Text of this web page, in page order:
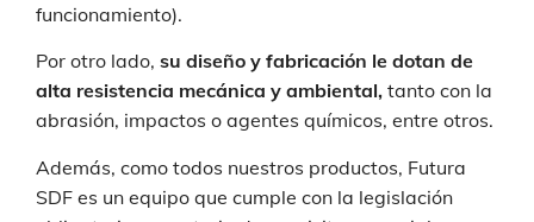
funcionamiento).
Por otro lado, su diseño y fabricación le dotan de
alta resistencia mecánica y ambiental, tanto con la
abrasión, impactos o agentes químicos, entre otros.
Además, como todos nuestros productos, Futura
SDF es un equipo que cumple con la legislación